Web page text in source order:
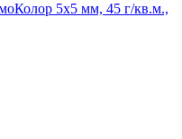
5x5 мм, 45 г/кв.м.,